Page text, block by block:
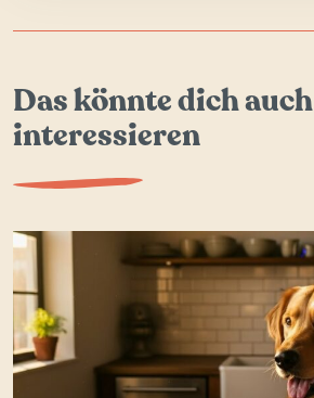
Das könnte dich auch
interessieren